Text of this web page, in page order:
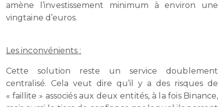
amène l’investissement minimum à environ une
vingtaine d’euros.
Les inconvénients :
Cette solution reste un service doublement
centralisé. Cela veut dire qu’il y a des risques de
« faillite » associés aux deux entités, à la fois Binance,